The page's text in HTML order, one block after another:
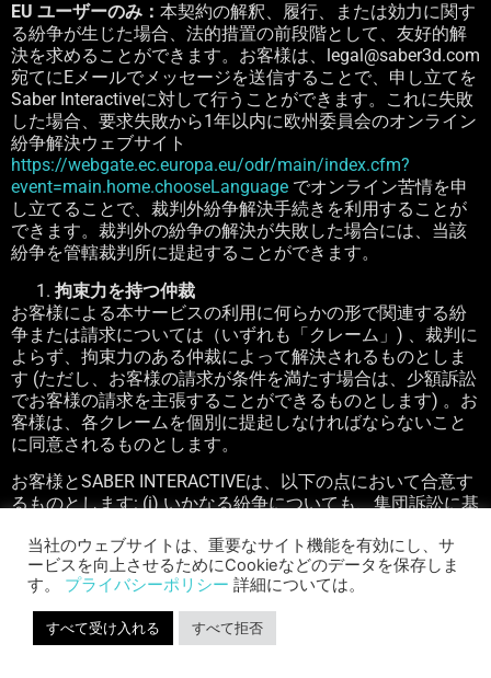
EU ユーザーのみ： 本契約の解釈、履行、または効力に関す
る紛争が生じた場合、法的措置の前段階として、友好的解
決を求めることができます。お客様は、
legal@saber3d.com
宛てにEメールでメッセージを送信することで、申し立てを
Saber Interactiveに対して行うことができます。これに失敗
した場合、要求失敗から1 年以内に欧州委員会のオンライン
紛争解決ウェブサイト
https://webgate.ec.europa.eu/odr/main/index.cfm?
event=main.home.chooseLanguage でオンライン苦情を申
し立てることで、裁判外紛争解決手続きを利用することが
できます。裁判外の紛争の解決が失敗した場合には、当該
紛争を管轄裁判所に提起することができます。
拘束力を持つ仲裁
お客様による本サービスの利用に何らかの形で関連する紛
争または請求については（いずれも「クレーム」 )
、裁判に
よらず、拘束力のある仲裁によって解決されるものとしま
す (ただし、お客様の請求が条件を満たす場合は、少額訴訟
でお客様の請求を主張することができるものとします) 。お
客様は、各クレームを個別に提起しなければならないこと
に同意されるものとします。
お客様とSABER INTERACTIVEは、以下の点において合意す
るものとします: (i)いかなる紛争についても、集団訴訟に基
ないこと；(ii)いかなる紛争についても、代表者と称する資
格において、または私的な弁護士資格でこれを提起する権
利若しくは権限がないこと；および(iii) いかなる仲裁も、他
のいかなる仲裁と統合して行うことができないこと。
本契約および拘束力を持つ仲裁条項には、連邦仲裁法およ
当社のウェブサイトは、重要なサイト機能を有効にし、サ
ービスを向上させるためにCookieなどのデータを保存しま
す。 プライバシーポリシー 詳細については。
すべて受け入れる すべて拒否